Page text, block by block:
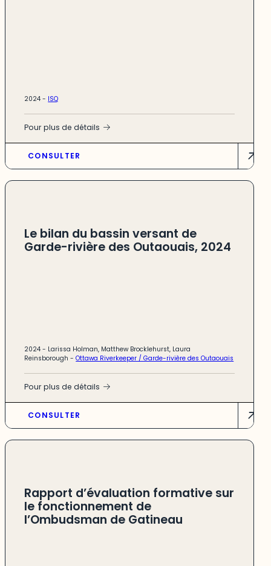
2024 - ISQ
Pour plus de détails
CONSULTER
Le bilan du bassin versant de
Garde-rivière des Outaouais, 2024
2024 - Larissa Holman, Matthew Brocklehurst, Laura
Reinsborough -Ottawa Riverkeeper / Garde-rivière des Outaouais
Pour plus de détails
CONSULTER
Rapport d’évaluation formative sur
le fonctionnement de
l’Ombudsman de Gatineau